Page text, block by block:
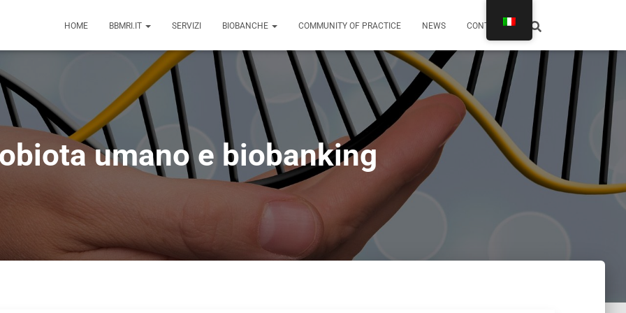
HOME BBMRI.IT SERVIZI BIOBANCHE COMMUNITY OF PRACTICE NEWS CONTATTI
umano e biobanking